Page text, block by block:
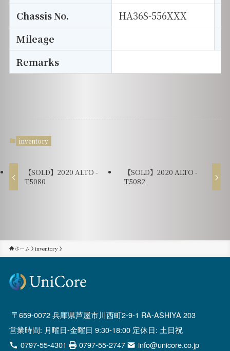
Chassis No.
HA36S-556XXX
Mileage
Remarks
inventory
【SOLD】2020 ALTO -
T5080
【SOLD】2020 ALTO -
T5082
ホーム inventory
659-0072 兵庫県芦屋市川西町2-9-1 RA-ASHIYA 203
営業時間: 月曜日-金曜日 9:30-18:00 定休日: 土日祝
0797-55-4301
0797-55-2747 info@unicore.co.jp